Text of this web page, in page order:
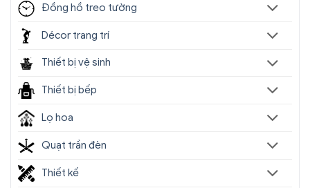
Đồng hồ treo tường
Décor trang trí
Thiết bị vệ sinh
Thiết bị bếp
Lọ hoa
Quạt trần đèn
Thiết kế